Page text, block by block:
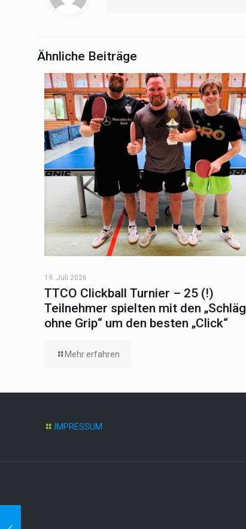
Ähnliche Beiträge
19. Juli 2026
TTCO Clickball Turnier – 25 (!)
Teilnehmer spielten mit den
ohne Grip“ um den besten „Click“
Mehr erfahren
IMPRESSUM